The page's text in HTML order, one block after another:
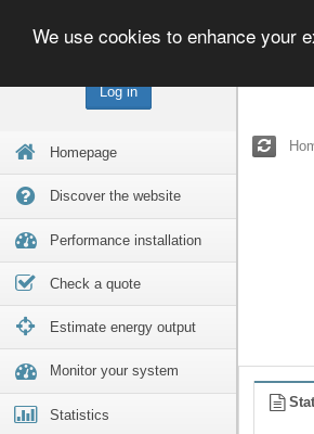
Log in
Homepage
Discover the website
Performance installation
Check a quote
Estimate energy output
Monitor your system
Statistics
We use cookies to enhance your